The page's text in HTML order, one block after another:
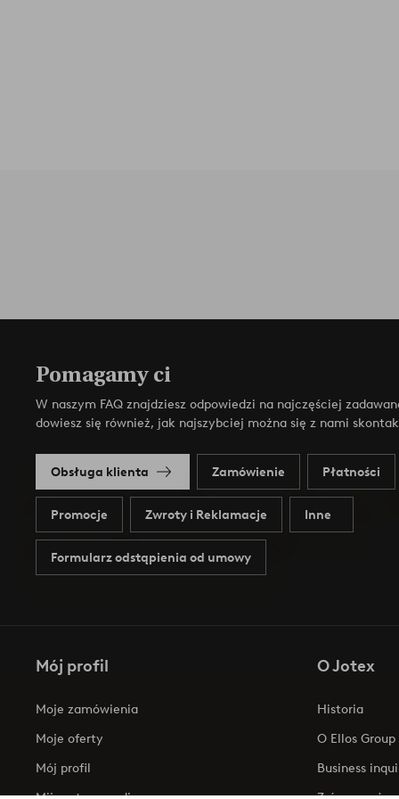
Pomagamy ci
W naszym FAQ znajdziesz odpowiedzi na najczęściej
dowiesz się również, jak najszybciej można się z nami
Obsługa klienta Zamówienie Płatności
Promocje Zwroty i Reklamacje Inne
Formularz odstąpienia od umowy
Mój profil
Moje zamówienia
Moje oferty
Mój profil
O Jotex
Historia
O Ellos Group
Business